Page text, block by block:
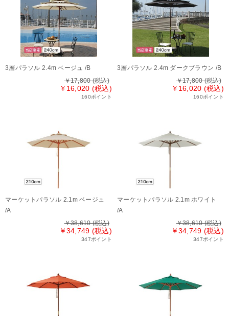
3層パラソル 2.4m ベージュ /B
￥17,800(税込)
￥16,020 (税込)
160ポイント
3層パラソル 2.4m ダークブラウン /B
￥17,800(税込)
￥16,020 (税込)
160ポイント
マーケットパラソル 2.1m ベージュ
/A
￥38,610(税込)
￥34,749 (税込)
347ポイント
マーケットパラソル 2.1m ホワイト
/A
￥38,610(税込)
￥34,749 (税込)
347ポイント